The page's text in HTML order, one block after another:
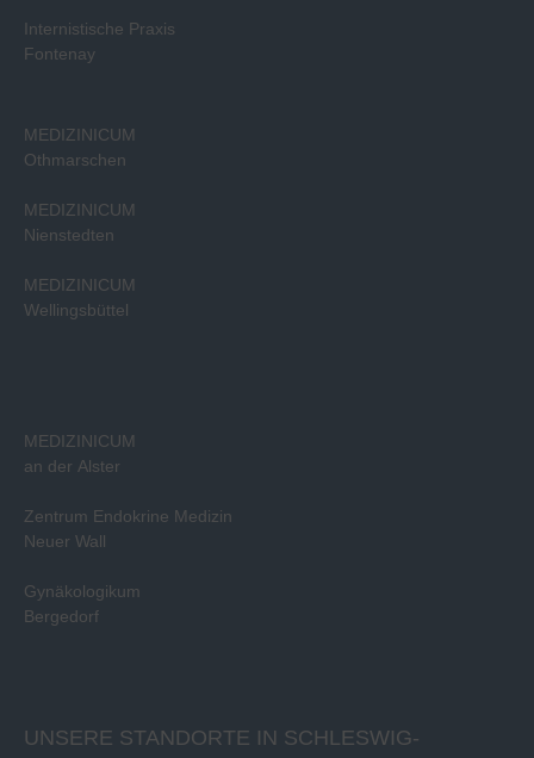
Internistische Praxis
Fontenay
MEDIZINICUM
Othmarschen
MEDIZINICUM
Nienstedten
MEDIZINICUM
Wellingsbüttel
MEDIZINICUM
an der Alster
Zentrum Endokrine Medizin
Neuer Wall
Gynäkologikum
Bergedorf
UNSERE STANDORTE IN SCHLESWIG-